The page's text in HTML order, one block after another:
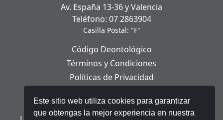
Este sitio web utiliza cookies para garantizar
que obtengas la mejor experiencia en nuestra
Av. España 13-36 y Valencia
Teléfono: 07 2863904
Casilla Postal: "F"
Código Deontológico
Términos y Condiciones
Políticas de Privacidad
Aviso Legal